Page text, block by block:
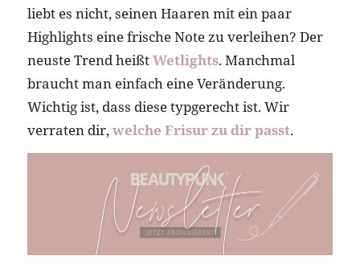
liebt es nicht, seinen Haaren mit ein paar
Highlights eine frische Note zu verleihen? Der
neuste Trend heißtWetlights. Manchmal
braucht man einfach eine Veränderung.
Wichtig ist, dass diese typgerecht ist. Wir
verraten dir,welche Frisur zu dir passt.